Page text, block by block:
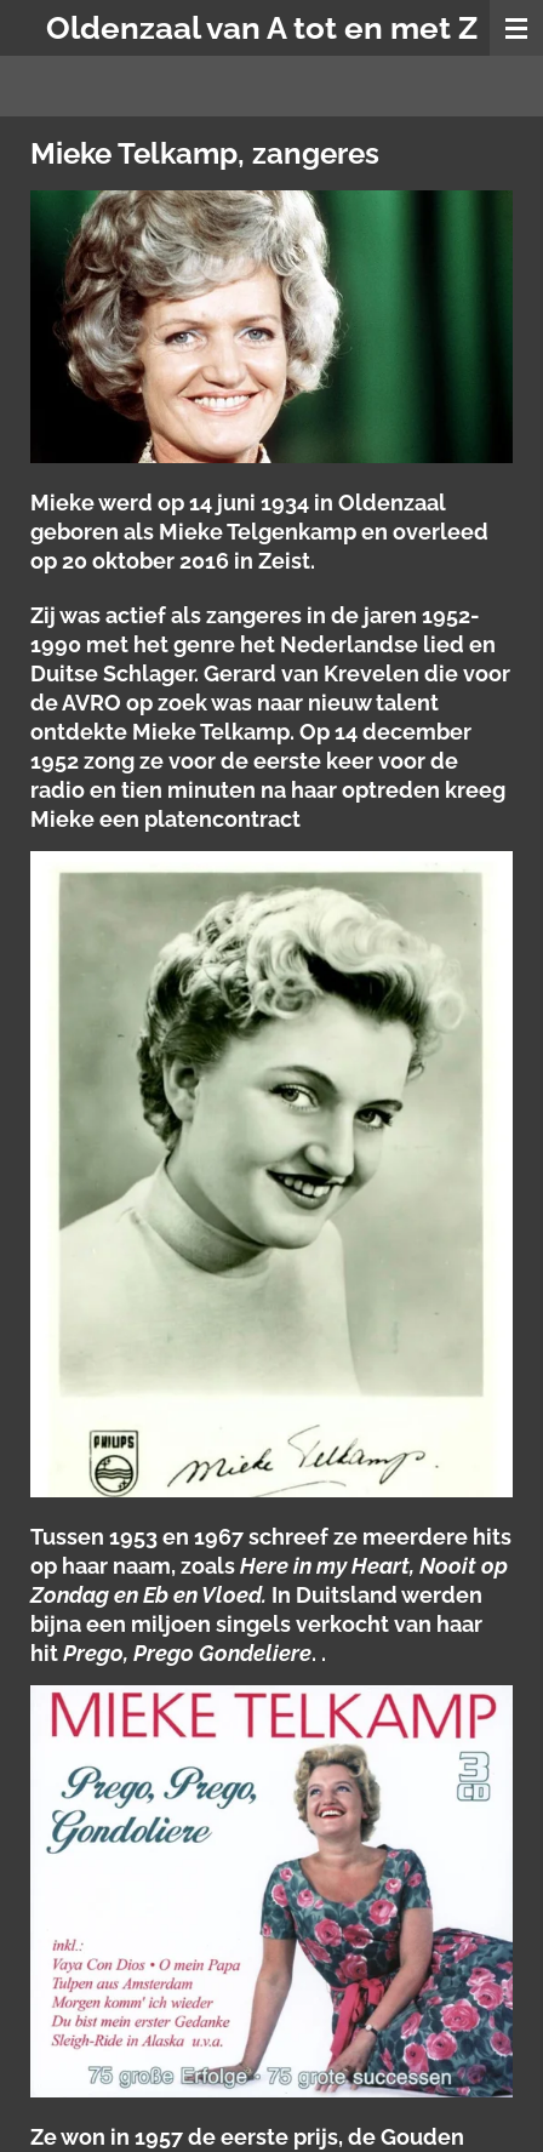
direct
Oldenzaal van A tot en met Z
Mieke Telkamp, zangeres
Mieke werd op 14 juni 1934 in Oldenzaal
geboren als Mieke Telgenkamp en overleed
op 20 oktober 2016 in Zeist.
Zij was actief als zangeres in de jaren 1952-
1990 met het genre het Nederlandse lied en
Duitse Schlager. Gerard van Krevelen die voor
de AVRO op zoek was naar nieuw talent
ontdekte Mieke Telkamp. Op 14 december
1952 zong ze voor de eerste keer voor de
radio en tien minuten na haar optreden kreeg
Mieke een platencontract
Tussen 1953 en 1967 schreef ze meerdere hits
op haar naam, zoalsHere in my Heart, Nooit op
Zondag en Eb en Vloed. In Duitsland werden
bijna een miljoen singels verkocht van haar
hitPrego, Prego Gondeliere. .
Ze won in 1957 de eerste prijs, de Gouden